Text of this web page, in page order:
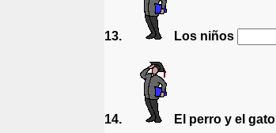
13. Los niños
14. El perro y el gato